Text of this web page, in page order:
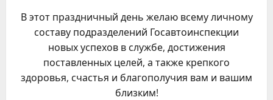
В этот праздничный день желаю всему личному
составу подразделений Госавтоинспекции
новых успехов в службе, достижения
поставленных целей, а также крепкого
здоровья, счастья и благополучия вам и вашим
близким!